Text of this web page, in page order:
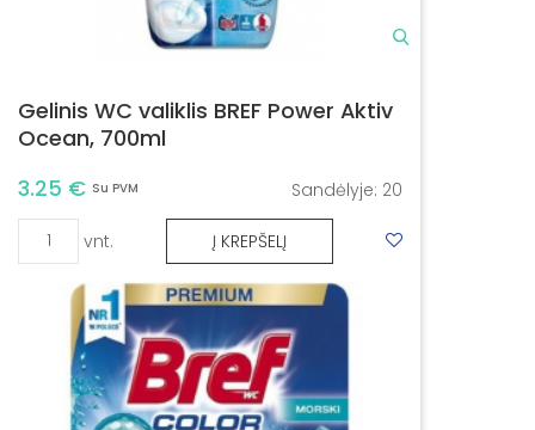
Gelinis WC valiklis BREF Power Aktiv
Ocean, 700ml
3.25 € Su PVM Sandėlyje: 20
vnt. Į KREPŠELĮ